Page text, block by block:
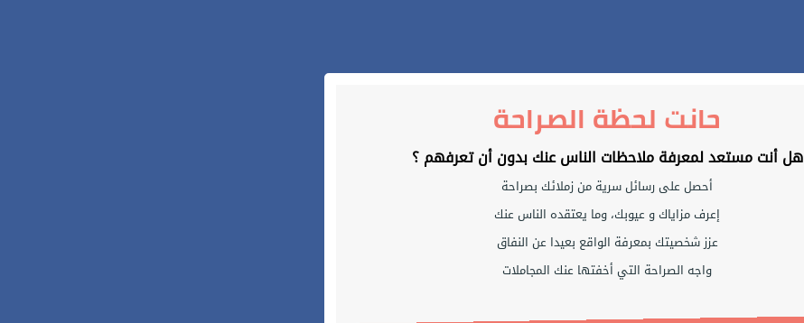
حانت لحظة الصراحة
هل أنت مستعد لمعرفة ملاحظات الناس عنك بدون أن تعرفهم ؟
أحصل على رسائل سرية من زملائك بصراحة
إعرف مزاياك و عيوبك، وما يعتقده الناس عنك
عزز شخصيتك بمعرفة الواقع بعيدا عن النفاق
واجه الصراحة التي أخفتها عنك المجاملات